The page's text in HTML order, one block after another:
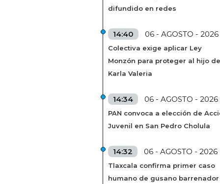
difundido en redes
14:40 06 - AGOSTO - 2026
Colectiva exige aplicar Ley
Monzón para proteger al hijo de
Karla Valeria
14:34 06 - AGOSTO - 2026
PAN convoca a elección de
Juvenil en San Pedro Cholula
14:32 06 - AGOSTO - 2026
Tlaxcala confirma primer caso
humano de gusano barrenador